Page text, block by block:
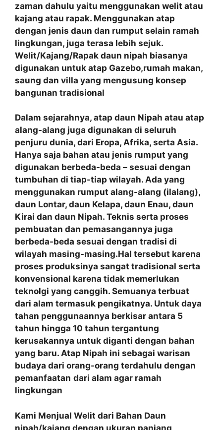
zaman dahulu yaitu menggunakan welit atau
kajang atau rapak. Menggunakan atap
dengan jenis daun dan rumput selain ramah
lingkungan, juga terasa lebih sejuk.
Welit/Kajang/Rapak daun nipah biasanya
digunakan untuk atap Gazebo,rumah makan,
saung dan villa yang mengusung konsep
bangunan tradisional
Dalam sejarahnya, atap daun Nipah atau atap
alang-alang juga digunakan di seluruh
penjuru dunia, dari Eropa, Afrika, serta Asia.
Hanya saja bahan atau jenis rumput yang
digunakan berbeda-beda – sesuai dengan
tumbuhan di tiap-tiap wilayah. Ada yang
menggunakan rumput alang-alang (ilalang),
daun Lontar, daun Kelapa, daun Enau, daun
Kirai dan daun Nipah. Teknis serta proses
pembuatan dan pemasangannya juga
berbeda-beda sesuai dengan tradisi di
wilayah masing-masing.Hal tersebut karena
proses produksinya sangat tradisional serta
konvensional karena tidak memerlukan
teknolgi yang canggih. Semuanya terbuat
dari alam termasuk pengikatnya. Untuk daya
tahan penggunaannya berkisar antara 5
tahun hingga 10 tahun tergantung
kerusakannya untuk diganti dengan bahan
yang baru. Atap Nipah ini sebagai warisan
budaya dari orang-orang terdahulu dengan
pemanfaatan dari alam agar ramah
lingkungan
Kami Menjual Welit dari Bahan Daun
nipah/kajang dengan ukuran panjang